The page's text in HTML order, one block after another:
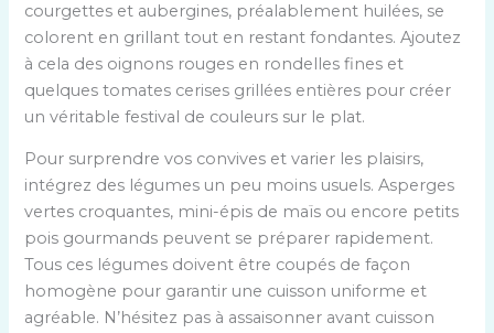
courgettes et aubergines, préalablement huilées, se
colorent en grillant tout en restant fondantes. Ajoutez
à cela des oignons rouges en rondelles fines et
quelques tomates cerises grillées entières pour créer
un véritable festival de couleurs sur le plat.
Pour surprendre vos convives et varier les plaisirs,
intégrez des légumes un peu moins usuels. Asperges
vertes croquantes, mini-épis de maïs ou encore petits
pois gourmands peuvent se préparer rapidement.
Tous ces légumes doivent être coupés de façon
homogène pour garantir une cuisson uniforme et
agréable. N’hésitez pas à assaisonner avant cuisson